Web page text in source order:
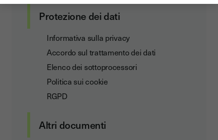
Protezione dei dati
Informativa sulla privacy
Accordo sul trattamento dei dati
Elenco dei sottoprocessori
Politica sui cookie
RGPD
Altri documenti